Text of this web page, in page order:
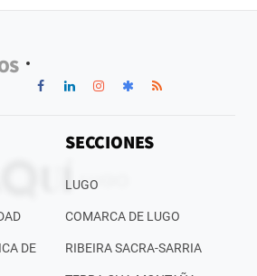
DE
SECCIONES
LUGO
COMARCA DE LUGO
RIBEIRA SACRA-SARRIA